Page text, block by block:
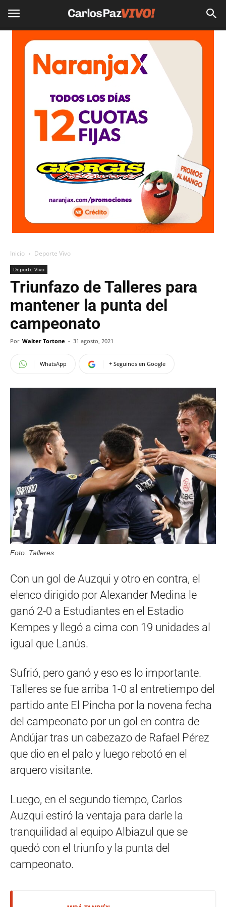
Inicio Deporte Vivo
Deporte Vivo
Triunfazo de Talleres para
mantener la punta del
campeonato
Por Walter Tortone - 31 agosto, 2021
WhatsApp + Seguinos en Google
Foto: Talleres
Con un gol de Auzqui y otro en contra, el
elenco dirigido por Alexander Medina le
ganó 2-0 a Estudiantes en el Estadio
Kempes y llegó a cima con 19 unidades al
igual que Lanús.
Sufrió, pero ganó y eso es lo importante.
Talleres se fue arriba 1-0 al entretiempo del
partido ante El Pincha por la novena fecha
del campeonato por un gol en contra de
Andújar tras un cabezazo de Rafael Pérez
que dio en el palo y luego rebotó en el
arquero visitante.
Luego, en el segundo tiempo, Carlos
Auzqui estiró la ventaja para darle la
tranquilidad al equipo Albiazul que se
quedó con el triunfo y la punta del
campeonato.